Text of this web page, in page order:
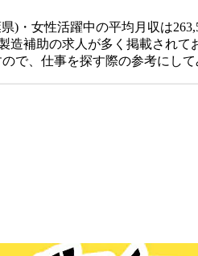
)・女性活躍中の平均月収は
補助の求人が多く掲載されて
で、仕事を探す際の参考にして